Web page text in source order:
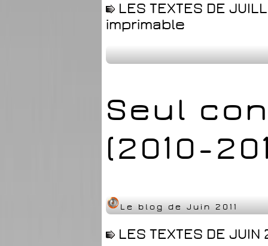
LES TEXTES DE
imprimable
Seul
(2010-
Le blog de Juin 2011
LES TEXTES DE